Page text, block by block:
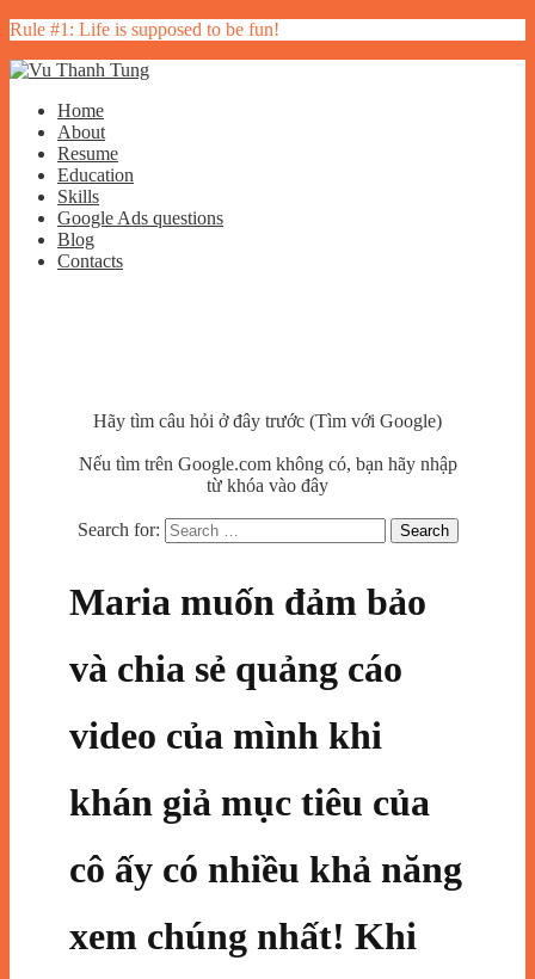
Rule #1: Life is supposed to be fun!
Home
About
Resume
Education
Skills
Google Ads questions
Blog
Contacts
Hãy tìm câu hỏi ở đây trước (Tìm với Google)
Nếu tìm trên Google.com không có, bạn hãy nhập
từ khóa vào đây
Search for:
Maria muốn đảm bảo
và chia sẻ quảng cáo
video của mình khi
khán giả mục tiêu của
cô ấy có nhiều khả năng
xem chúng nhất! Khi